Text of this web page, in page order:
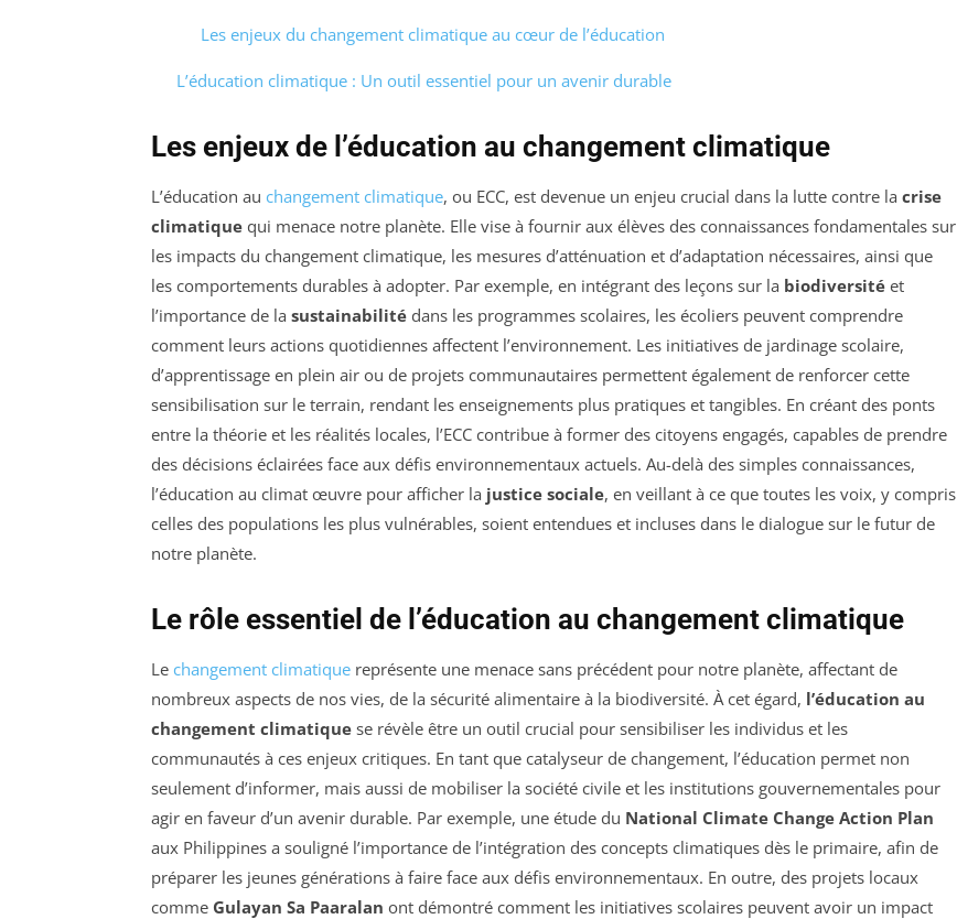
Les enjeux du changement climatique au cœur de l’éducation
L’éducation climatique : Un outil essentiel pour un avenir durable
Les enjeux de l’éducation au changement climatique
L’éducation au changement climatique, ou ECC, est devenue un enjeu crucial dans la lutte contre la crise
climatique qui menace notre planète. Elle vise à fournir aux élèves des connaissances fondamentales sur
les impacts du changement climatique, les mesures d’atténuation et d’adaptation nécessaires, ainsi que
les comportements durables à adopter. Par exemple, en intégrant des leçons sur la biodiversité et
l’importance de la sustainabilité dans les programmes scolaires, les écoliers peuvent comprendre
comment leurs actions quotidiennes affectent l’environnement. Les initiatives de jardinage scolaire,
d’apprentissage en plein air ou de projets communautaires permettent également de renforcer cette
sensibilisation sur le terrain, rendant les enseignements plus pratiques et tangibles. En créant des ponts
entre la théorie et les réalités locales, l’ECC contribue à former des citoyens engagés, capables de prendre
des décisions éclairées face aux défis environnementaux actuels. Au-delà des simples connaissances,
l’éducation au climat œuvre pour afficher la justice sociale, en veillant à ce que toutes les voix, y compris
celles des populations les plus vulnérables, soient entendues et incluses dans le dialogue sur le futur de
notre planète.
Le rôle essentiel de l’éducation au changement climatique
Le changement climatique représente une menace sans précédent pour notre planète, affectant de
nombreux aspects de nos vies, de la sécurité alimentaire à la biodiversité. À cet égard, l’éducation au
changement climatique se révèle être un outil crucial pour sensibiliser les individus et les
communautés à ces enjeux critiques. En tant que catalyseur de changement, l’éducation permet non
seulement d’informer, mais aussi de mobiliser la société civile et les institutions gouvernementales pour
agir en faveur d’un avenir durable. Par exemple, une étude du National Climate Change Action Plan
aux Philippines a souligné l’importance de l’intégration des concepts climatiques dès le primaire, afin de
préparer les jeunes générations à faire face aux défis environnementaux. En outre, des projets locaux
comme Gulayan Sa Paaralan ont démontré comment les initiatives scolaires peuvent avoir un impact